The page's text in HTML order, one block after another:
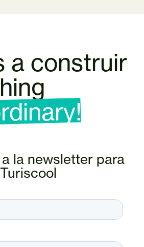
a construir
la newsletter para